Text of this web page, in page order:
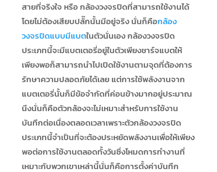
สายที่จริงใจ หรือ กล้องวงจรปิดที่สามารถใช้งานได้
โดยไม่ต้องเสียบปลั๊กนั้นมีอยู่จริง นั่นก็คือกล้อง
วงจรปิดแบบมีแบตในตัวนั่นเอง กล้องวงจรปิด
ประเภทนี้จะมีแบตเตอรี่อยู่ในตัวเพียงชาร์จแบตให้
เพียงพอก็สามารถนำไปเปิดใช้งานตามจุดที่ต้องการ
รักษาความปลอดภัยได้เลย แต่การใช้พลังงานจาก
แบตเตอรี่นั้นก็มีข้อจำกัดที่ค่อนข้างมากอยู่ประมาณ
นึงนั่นก็คือตัวกล้องจะไม่เหมาะสำหรับการใช้งาน
บันทึกต่อเนื่องตลอดเวลาเพราะตัวกล้องวงจรปิด
ประเภทนี้จำเป็นที่จะต้องประหยัดพลังงานเพื่อให้เพียง
พอต่อการใช้งานตลอดทั้งวันซึ่งโหมดการทำงานที่
เหมาะกับพวกเขาเหล่านี้นั่นก็คือการตั้งค่าบันทึก